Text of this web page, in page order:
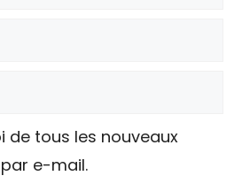
de tous les nouveaux
e-mail.